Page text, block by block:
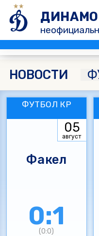
НОВОСТИ
ФУТБОЛ КР
05
август
Факел
0:1
(0:0)